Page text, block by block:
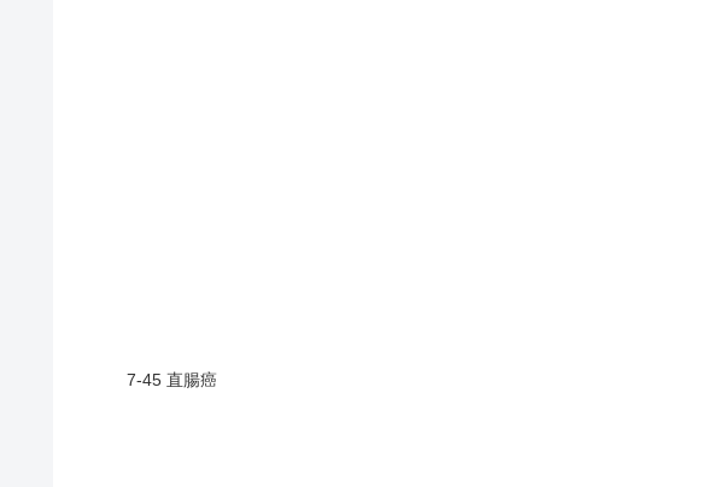
7-45 直腸癌